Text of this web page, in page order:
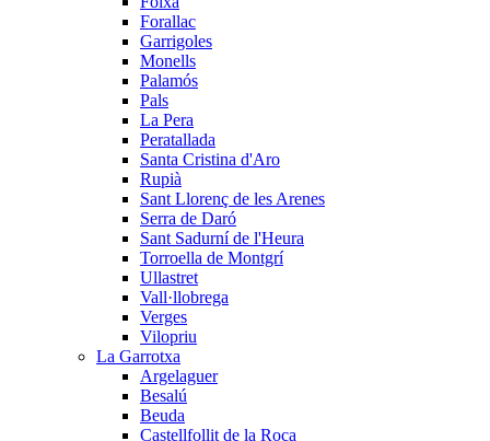
Forallac
Garrigoles
Monells
Palamós
Pals
La Pera
Peratallada
Santa Cristina d'Aro
Rupià
Sant Llorenç de les Arenes
Serra de Daró
Sant Sadurní de l'Heura
Torroella de Montgrí
Ullastret
Vall·llobrega
Verges
Vilopriu
La Garrotxa
Argelaguer
Besalú
Beuda
Castellfollit de la Roca